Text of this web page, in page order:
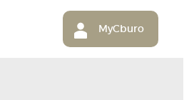
MyCburo